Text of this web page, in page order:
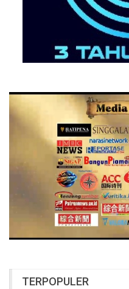
TERPOPULER